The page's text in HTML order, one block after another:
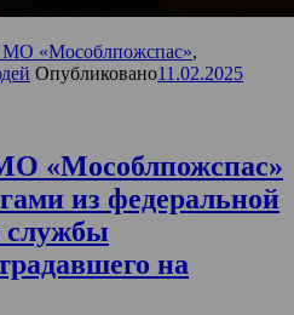
«Мособлпожспас»,
Опубликовано11.02.2025
«Мособлпожспас»
из федеральной
службы
на